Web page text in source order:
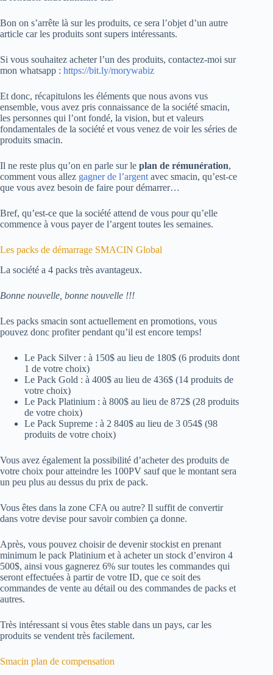
Bon on s’arrête là sur les produits, ce sera l’objet d’un autre
article car les produits sont supers intéressants.
Si vous souhaitez acheter l’un des produits, contactez-moi sur
mon whatsapp : https://bit.ly/morywabiz
Et donc, récapitulons les éléments que nous avons vus
ensemble, vous avez pris connaissance de la société smacin,
les personnes qui l’ont fondé, la vision, but et valeurs
fondamentales de la société et vous venez de voir les séries de
produits smacin.
Il ne reste plus qu’on en parle sur le plan de rémunération,
comment vous allez gagner de l’argent avec smacin, qu’est-ce
que vous avez besoin de faire pour démarrer…
Bref, qu’est-ce que la société attend de vous pour qu’elle
commence à vous payer de l’argent toutes les semaines.
Les packs de démarrage SMACIN Global
La société a 4 packs très avantageux.
Bonne nouvelle, bonne nouvelle !!!
Les packs smacin sont actuellement en promotions, vous
pouvez donc profiter pendant qu’il est encore temps!
Le Pack Silver : à 150$ au lieu de 180$ (6 produits dont
1 de votre choix)
Le Pack Gold : à 400$ au lieu de 436$ (14 produits de
votre choix)
Le Pack Platinium : à 800$ au lieu de 872$ (28 produits
de votre choix)
Le Pack Supreme : à 2 840$ au lieu de 3 054$ (98
produits de votre choix)
Vous avez également la possibilité d’acheter des produits de
votre choix pour atteindre les 100PV sauf que le montant sera
un peu plus au dessus du prix de pack.
Vous êtes dans la zone CFA ou autre? Il suffit de convertir
dans votre devise pour savoir combien ça donne.
Après, vous pouvez choisir de devenir stockist en prenant
minimum le pack Platinium et à acheter un stock d’environ 4
500$, ainsi vous gagnerez 6% sur toutes les commandes qui
seront effectuées à partir de votre ID, que ce soit des
commandes de vente au détail ou des commandes de packs et
autres.
Très intéressant si vous êtes stable dans un pays, car les
produits se vendent très facilement.
Smacin plan de compensation